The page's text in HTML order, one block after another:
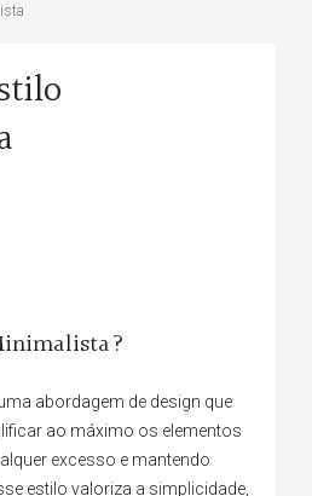
abordagem de design que
ao máximo os elementos
excesso e mantendo
estilo valoriza a simplicidade,